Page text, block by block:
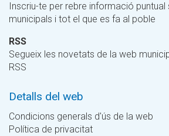
Inscriu-te per rebre informació
municipals i tot el que es fa al poble
RSS
Segueix les novetats de la web
RSS
Detalls del web
Condicions generals d'ús de la web
Política de privacitat